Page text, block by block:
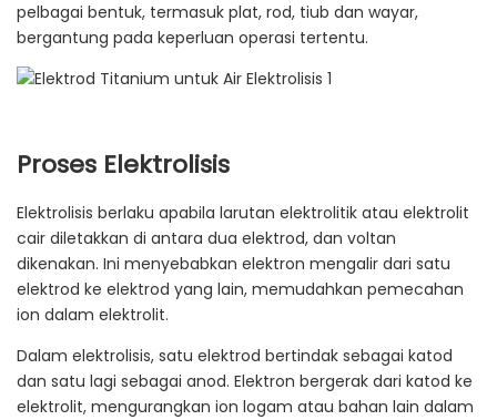
pelbagai bentuk, termasuk plat, rod, tiub dan wayar,
bergantung pada keperluan operasi tertentu.
Proses Elektrolisis
Elektrolisis berlaku apabila larutan elektrolitik atau elektrolit
cair diletakkan di antara dua elektrod, dan voltan
dikenakan. Ini menyebabkan elektron mengalir dari satu
elektrod ke elektrod yang lain, memudahkan pemecahan
ion dalam elektrolit.
Dalam elektrolisis, satu elektrod bertindak sebagai katod
dan satu lagi sebagai anod. Elektron bergerak dari katod ke
elektrolit, mengurangkan ion logam atau bahan lain dalam